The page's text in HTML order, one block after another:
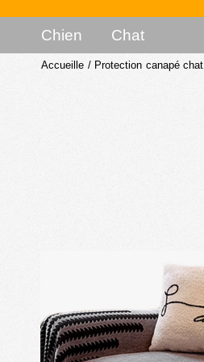
Chien
Chat
Accueille / Protection canapé chat